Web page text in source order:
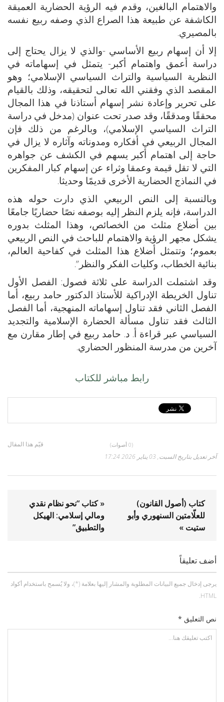
والاهتمام البالغين، وقدم فيه الرؤية الحضارية العميقة
الكاشفة عن طبيعة هذا الصراع الذي وصفه ربيع نفسه
بالمصيري.
إلا أن إسهام ربيع الأساسي -والذي لا يزال يحتاج إلى
دراسة أعمق واهتمام أكبر- يتمثل في إسهاماته في
النظرية السياسية والتراث السياسي الإسلامي؛ وهو
المقصد الذي وفقني الله تعالى لتحقيقه، وذلك بالقيام
على تحرير وإعادة نشر إسهام أستاذنا في هذا المجال
محققًا ومدققًا، وقد صدر تحت عنوان (مدخل في دراسة
التراث السياسي الإسلامي)، وبالرغم من ذلك فإن
المجال الربيعي في أفكاره ومدوناته وآثاره لا يزال في
حاجة إلى اهتمام أكبر يسهم في الكشف عن جواهره
التي لا تقل قيمة وعمقا وثراء عن إسهام كبار المفكرين
في النماذج الحضارية الأخرى قديمًا وحديثا.
وبالنسبة إلى النص الربيعي الذي دارت حوله هذه
الدراسة، فإنه يلزم النظر إليه بوصفه نصًا حضاريًا جامعًا
بين أضلاع مثلث من الخصائص، وهذا المثلث بدوره
يشكل مجهر الرؤية والاهتمام للباحث في النص الربيعي
بعموم؛ وتتمثل أضلاع هذا المثلث في كفاحية العالم،
بنائية الخطاب، وكليات الفكر والنظر”.
وقد اشتملت الدراسة على ثلاثة فصول: الفصل الأول
تناول الخريطة الإدراكية للأستاذ الدكتور حامد ربيع، أما
الفصل الثاني فقد تناول إسهاماته المنهجية، أما الفصل
الثالث فقد تناول مسألة الحضارة الإسلامية والتجديد
السياسي عبر قراءة أ. د. حامد ربيع في إطار مقارن مع
آخرين من مدرسة المنظور الحضاري.
رابط مباشر للكتاب
قيّم هذا المقال (0 أصوات)
آخر تعديل بتاريخ السبت, 03 يناير 2026 17:24
« كتاب “نحو نظام نقدي
ومالي إسلامي: الهيكل
والتطبيق”
كتاب (أصول القانون)
للعلّامتين السنهوري وأبو
ستيت »
أضف تعليقاً
يرجى إدخال جميع البيانات المطلوبة والمشار إليها بعلامة (*)، ولا يُسمح باستخدام أكواد
HTML.
نص التعليق *